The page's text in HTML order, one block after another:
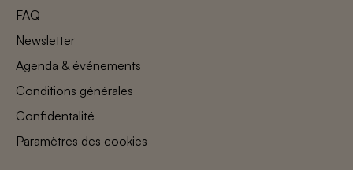
FAQ
Newsletter
Agenda & événements
Conditions générales
Confidentalité
Paramètres des cookies